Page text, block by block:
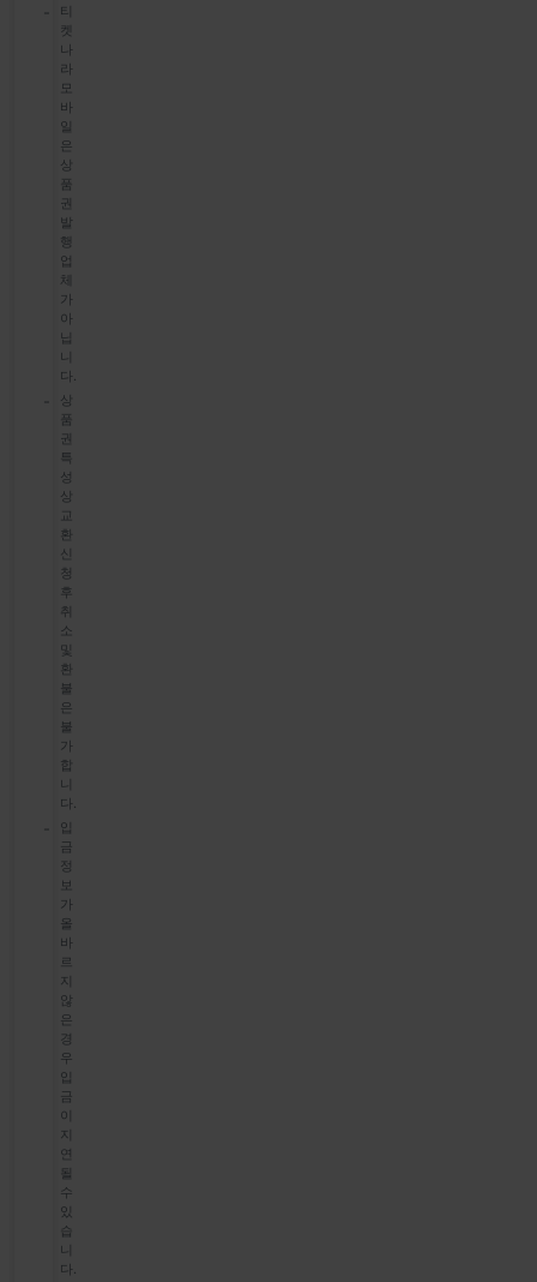
티
켓
나
라
모
바
일
은
상
품
권
발
행
업
체
가
아
닙
니
다.
상
품
권
특
성
상
교
환
신
청
후
취
소
및
환
불
은
불
가
합
니
다.
입
금
정
보
가
올
바
르
지
않
은
경
우
입
금
이
지
연
될
수
있
습
니
다.